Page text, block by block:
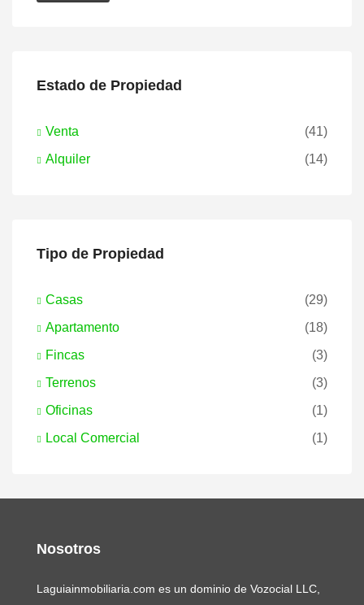
Estado de Propiedad
Venta
(41)
Alquiler
(14)
Tipo de Propiedad
Casas
(29)
Apartamento
(18)
Fincas
(3)
Terrenos
(3)
Oficinas
(1)
Local Comercial
(1)
Nosotros
Laguiainmobiliaria.com es un dominio de Vozocial LLC,